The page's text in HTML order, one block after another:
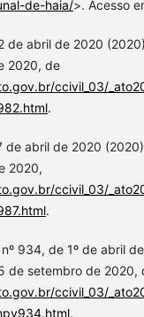
de-haia/>. Acesso
de abril de 2020
2020, de
ccivil_03/
.
de abril de 2020
2020,
ccivil_03/
.
934, de 1º de abril
de setembro de 2020,
ccivil_03/
.